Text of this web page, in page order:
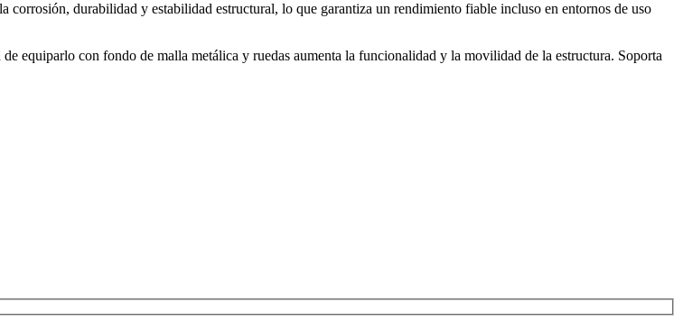
corrosión, durabilidad y estabilidad estructural, lo que garantiza un rendimiento fiable incluso en entornos de uso
equiparlo con fondo de malla metálica y ruedas aumenta la funcionalidad y la movilidad de la estructura. Soporta